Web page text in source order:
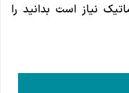
نیاز است بدانید را